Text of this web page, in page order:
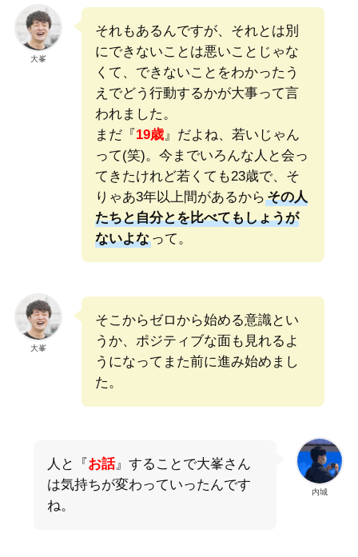
大峯
それもあるんですが、それとは別
にできないことは悪いことじゃな
くて、できないことをわかったう
えでどう行動するかが大事って言
われました。
まだ『19歳』だよね、若いじゃん
って(笑)。今までいろんな人と会っ
てきたけれど若くても23歳で、そ
りゃあ3年以上間があるからその人
たちと自分とを比べてもしょうが
ないよなって。
大峯
そこからゼロから始める意識とい
うか、ポジティブな面も見れるよ
うになってまた前に進み始めまし
た。
内城
人と『お話』することで大峯さん
は気持ちが変わっていったんです
ね。